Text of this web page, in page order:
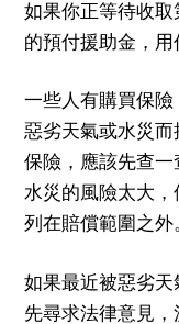
如果你正等待收
的預付援助金，用
一些人有購買保險
惡劣天氣或水災
保險，應該先查
水災的風險太大
列在賠償範圍之外
如果最近被惡劣
先尋求法律意見